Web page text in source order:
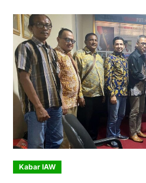
Kabar IAW